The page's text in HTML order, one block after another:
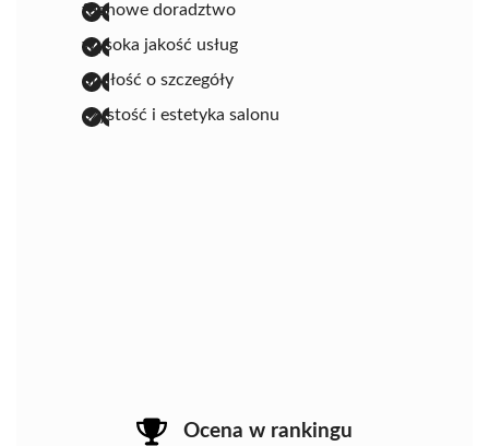
fachowe doradztwo
wysoka jakość usług
dbałość o szczegóły
czystość i estetyka salonu
Ocena w rankingu